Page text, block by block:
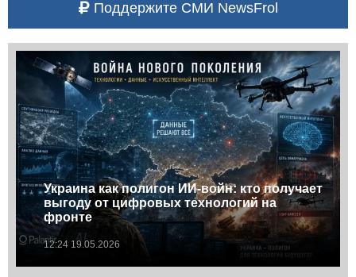
Поддержите СМИ NewsFrol
Украина как полигон ИИ-войн: кто получает
выгоду от цифровых технологий на
фронте
12:24 19.05.2026